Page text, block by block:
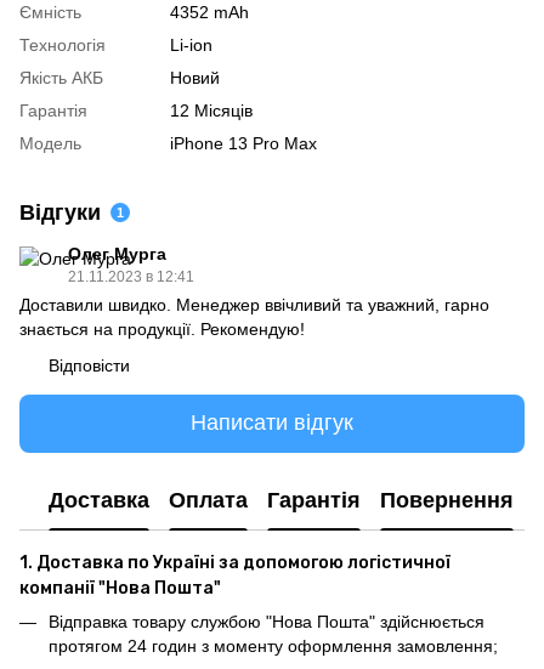
Ємність
4352 mAh
Технологія
Li-ion
Якість АКБ
Новий
Гарантія
12 Місяців
Модель
iPhone 13 Pro Max
Відгуки 1
Олег Мурга
21.11.2023 в 12:41
Доставили швидко. Менеджер ввічливий та уважний, гарно
знається на продукції. Рекомендую!
Відповісти
Написати відгук
Доставка Оплата Гарантія Повернення
1. Доставка по Україні за допомогою логістичної
компанії "Нова Пошта"
Відправка товару службою "Нова Пошта" здійснюється
протягом 24 годин з моменту оформлення замовлення;